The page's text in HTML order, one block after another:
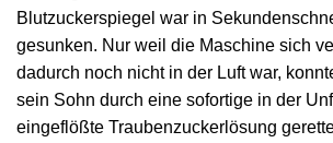
Blutzuckerspiegel war in
gesunken. Nur weil die Maschine sich
dadurch noch nicht in der Luft war,
sein Sohn durch eine sofortige in der
eingeflößte Traubenzuckerlösung